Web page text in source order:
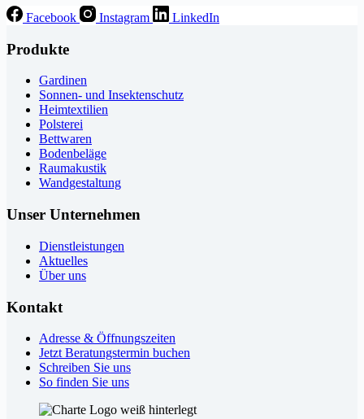
Facebook Instagram LinkedIn
Produkte
Gardinen
Sonnen- und Insektenschutz
Heimtextilien
Polsterei
Bettwaren
Bodenbeläge
Raumakustik
Wandgestaltung
Unser Unternehmen
Dienstleistungen
Aktuelles
Über uns
Kontakt
Adresse & Öffnungszeiten
Jetzt Beratungstermin buchen
Schreiben Sie uns
So finden Sie uns